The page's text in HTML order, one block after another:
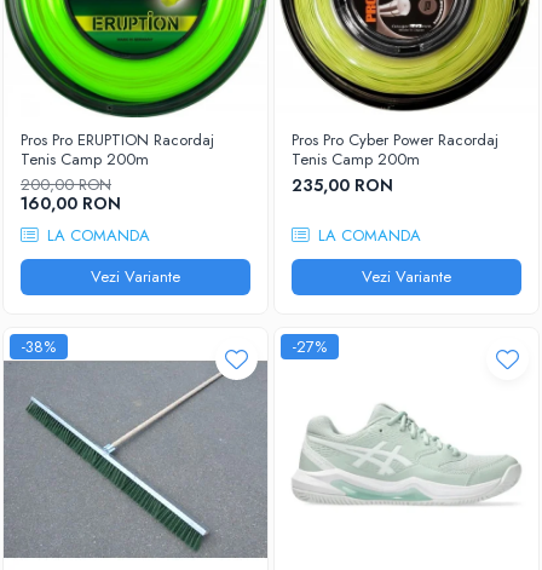
Pros Pro ERUPTION Racordaj
Tenis Camp 200m
200,00 RON
160,00 RON
LA COMANDA
Vezi Variante
Pros Pro Cyber Power Racordaj
Tenis Camp 200m
235,00 RON
LA COMANDA
Vezi Variante
-38% -27%